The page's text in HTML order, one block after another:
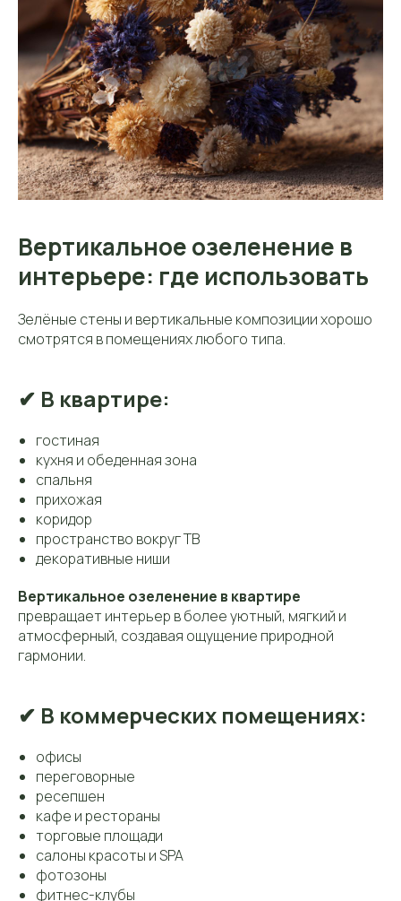
Вертикальное озеленение в
интерьере: где использовать
Зелёные стены и вертикальные композиции хорошо
смотрятся в помещениях любого типа.
✔ В квартире:
гостиная
кухня и обеденная зона
спальня
прихожая
коридор
пространство вокруг ТВ
декоративные ниши
Вертикальное озеленение в квартире
превращает интерьер в более уютный, мягкий и
атмосферный, создавая ощущение природной
гармонии.
✔ В коммерческих помещениях:
офисы
переговорные
ресепшен
кафе и рестораны
торговые площади
салоны красоты и SPA
фотозоны
фитнес-клубы